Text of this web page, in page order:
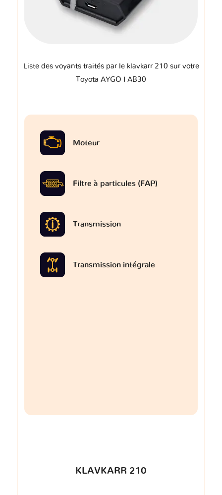
Liste des voyants traités par le klavkarr 210 sur votre
Toyota AYGO I AB30
Moteur
Filtre à particules (FAP)
Transmission
Transmission intégrale
KLAVKARR 210